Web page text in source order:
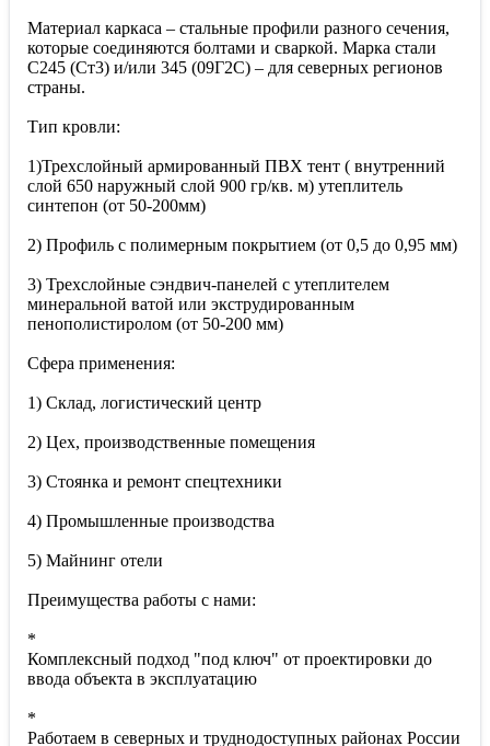
Материал каркаса – стальные профили разного сечения,
которые соединяются болтами и сваркой. Марка стали
С245 (Ст3) и/или 345 (09Г2С) – для северных регионов
страны.
Тип кровли:
1)Трехслойный армированный ПВХ тент ( внутренний
слой 650 наружный слой 900 гр/кв. м) утеплитель
синтепон (от 50-200мм)
2) Профиль с полимерным покрытием (от 0,5 до 0,95 мм)
3) Трехслойные сэндвич-панелей с утеплителем
минеральной ватой или экструдированным
пенополистиролом (от 50-200 мм)
Сфера применения:
1) Склад, логистический центр
2) Цех, производственные помещения
3) Стоянка и ремонт спецтехники
4) Промышленные производства
5) Майнинг отели
Преимущества работы с нами:
*
Комплексный подход "под ключ" от проектировки до
ввода объекта в эксплуатацию
*
Работаем в северных и труднодоступных районах России